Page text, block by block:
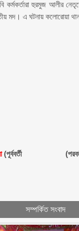
কর্মকর্তারা হুরমুজ আলীর
মদ। এ ঘটনায় কলোরোয়া
(পূর্ববর্তী
সম্পর্কিত সংবাদ